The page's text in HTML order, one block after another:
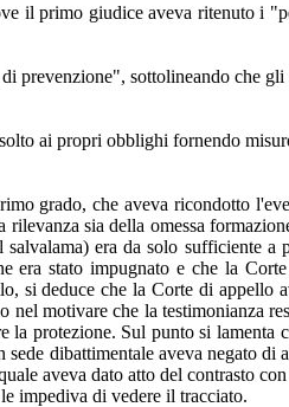
il primo giudice aveva ritenuto i
prevenzione", sottolineando che
ai propri obblighi fornendo
grado, che aveva ricondotto
sia della omessa
era da solo sufficiente a
era stato impugnato e che la
si deduce che la Corte di appello
motivare che la testimonianza
la protezione. Sul punto si
dibattimentale aveva negato
aveva dato atto del contrasto
impediva di vedere il tracciato.